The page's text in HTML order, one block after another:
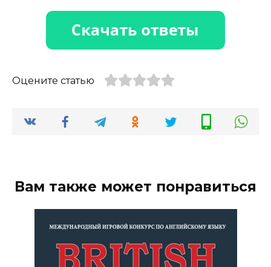
Оцените статью
Вам также может понравиться